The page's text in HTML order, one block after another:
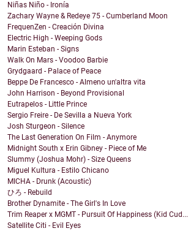
Niñas Niño - Ironía
Zachary Wayne & Redeye 75 - Cumberland Moon
FrequenZen - Creación Divina
Electric High - Weeping Gods
Marin Esteban - Signs
Walk On Mars - Voodoo Barbie
Grydgaard - Palace of Peace
Beppe De Francesco - Almeno un'altra vita
John Harrison - Beyond Provisional
Eutrapelos - Little Prince
Sergio Freire - De Sevilla a Nueva York
Josh Sturgeon - Silence
The Last Generation On Film - Anymore
Midnight South x Erin Gibney - Piece of Me
Slummy (Joshua Mohr) - Size Queens
Miguel Kultura - Estilo Chicano
MICHA - Drunk (Acoustic)
ひろ - Rebuild
Brother Dynamite - The Girl's In Love
Trim Reaper x MGMT - Pursuit Of Happiness (Kid Cud...
Satellite Citi - Evil Eyes